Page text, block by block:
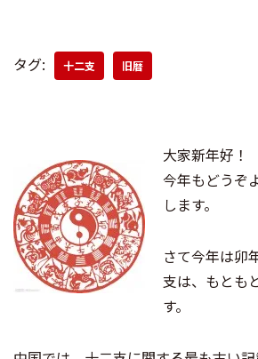
タグ: 十二支 旧暦
大家新年好！
今年もどうぞ
します。
さて今年は卯
支は、もとも
す。